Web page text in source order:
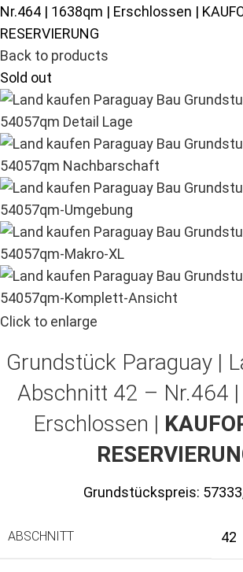
Nr.464 | 1638qm | Erschlossen |
RESERVIERUNG
Back to products
Sold out
Click to enlarge
Grundstück Paraguay |
Abschnitt 42 – Nr.464
Erschlossen |
Grundstückspreis:
ABSCHNITT 42